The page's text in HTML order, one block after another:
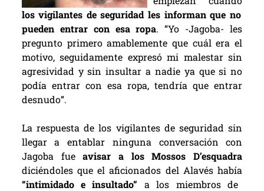
los vigilantes de seguridad les informan que no
pueden entrar con esa ropa. “Yo -Jagoba- les
pregunto primero amablemente que cuál era el
motivo, seguidamente expresó mi malestar sin
agresividad y sin insultar a nadie ya que si no
podía entrar con esa ropa, tendría que entrar
desnudo”.
La respuesta de los vigilantes de seguridad sin
llegar a entablar ninguna conversación con
Jagoba fueavisar a losMossos D’esquadra
diciéndoles que el aficionados del Alavés había
“intimidado e insultado” a los miembros de